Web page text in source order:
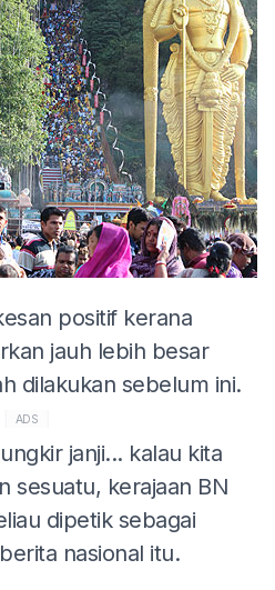
positif kerana
jauh lebih besar
dilakukan sebelum ini.
ADS
janji... kalau kita
sesuatu, kerajaan BN
dipetik sebagai
nasional itu.